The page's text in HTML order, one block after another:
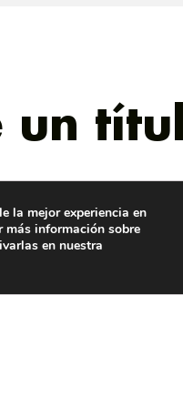
un
Blanca, 2748, San
la mejor experiencia en
más información sobre
en nuestra